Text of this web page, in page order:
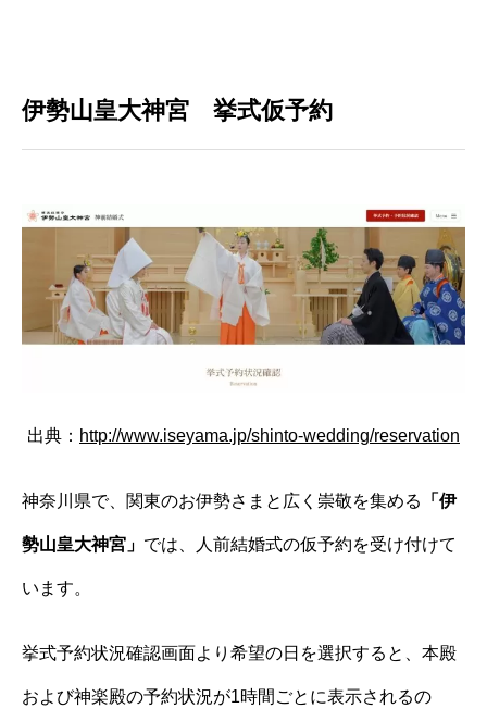
伊勢山皇大神宮 挙式仮予約
出典： http://www.iseyama.jp/shinto-wedding/reservation
神奈川県で、関東のお伊勢さまと広く崇敬を集める 「伊
勢山皇大神宮」 では、人前結婚式の仮予約を受け付けて
います。
挙式予約状況確認画面より希望の日を選択すると、本殿
および神楽殿の予約状況が1時間ごとに表示されるの